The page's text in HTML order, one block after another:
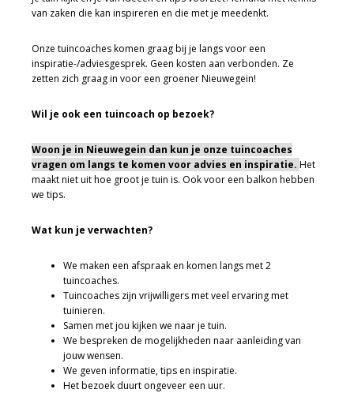
van zaken die kan inspireren en die met je meedenkt.
Onze tuincoaches komen graag bij je langs voor een
inspiratie-/adviesgesprek. Geen kosten aan verbonden. Ze
zetten zich graag in voor een groener Nieuwegein!
Wil je ook een tuincoach op bezoek?
Woon je in Nieuwegein dan kun je onze tuincoaches
vragen om langs te komen voor advies en inspiratie. Het
maakt niet uit hoe groot je tuin is. Ook voor een balkon hebben
we tips.
Wat kun je verwachten?
We maken een afspraak en komen langs met 2
tuincoaches.
Tuincoaches zijn vrijwilligers met veel ervaring met
tuinieren.
Samen met jou kijken we naar je tuin.
We bespreken de mogelijkheden naar aanleiding van
jouw wensen.
We geven informatie, tips en inspiratie.
Het bezoek duurt ongeveer een uur.